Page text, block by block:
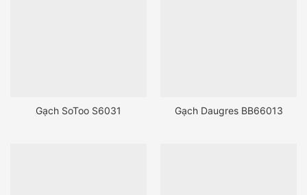
Gạch SoToo S6031 Gạch Daugres BB66013